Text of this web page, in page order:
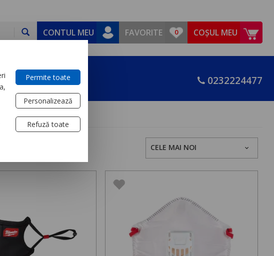
CONTUL MEU FAVORITE COȘUL MEU
0232224477
Permite toate
Personalizează
Refuză toate